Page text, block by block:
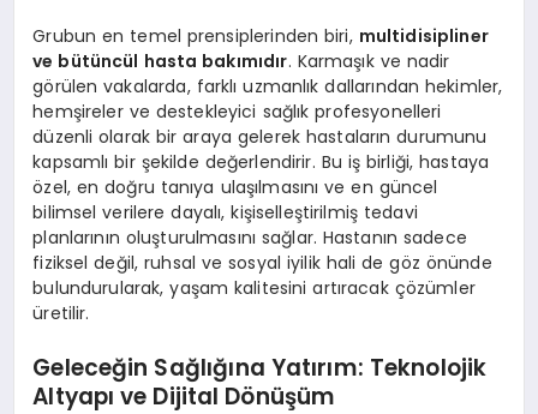
Grubun en temel prensiplerinden biri, multidisipliner
ve bütüncül hasta bakımıdır. Karmaşık ve nadir
görülen vakalarda, farklı uzmanlık dallarından hekimler,
hemşireler ve destekleyici sağlık profesyonelleri
düzenli olarak bir araya gelerek hastaların durumunu
kapsamlı bir şekilde değerlendirir. Bu iş birliği, hastaya
özel, en doğru tanıya ulaşılmasını ve en güncel
bilimsel verilere dayalı, kişiselleştirilmiş tedavi
planlarının oluşturulmasını sağlar. Hastanın sadece
fiziksel değil, ruhsal ve sosyal iyilik hali de göz önünde
bulundurularak, yaşam kalitesini artıracak çözümler
üretilir.
Geleceğin Sağlığına Yatırım: Teknolojik
Altyapı ve Dijital Dönüşüm